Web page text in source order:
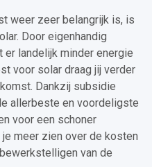
weer zeer belangrijk is, is
Door eigenhandig
landelijk minder energie
voor solar draag jij verder
Dankzij subsidie
allerbeste en voordeligste
voor een schoner
meer zien over de kosten
van de